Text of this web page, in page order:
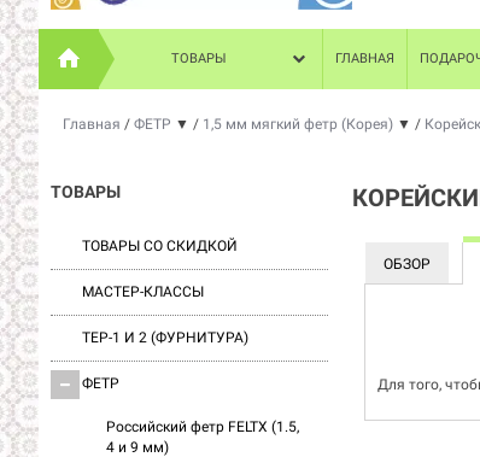
ТОВАРЫ ГЛАВНАЯ
Главная / ФЕТР ▼ / 1,5 мм мягкий фетр (Корея) ▼ /
ТОВАРЫ
ТОВАРЫ СО СКИДКОЙ
МАСТЕР-КЛАССЫ
ТЕР-1 И 2 (ФУРНИТУРА)
ФЕТР
Российский фетр FELTX (1.5,
4 и 9 мм)
ОБЗОР
Для того,